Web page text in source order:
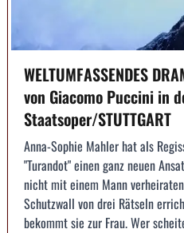
WELTUMFASSENDES
von Giacomo Puccini in
Staatsoper/STUTTGART
Anna-Sophie Mahler hat als
"Turandot" einen ganz neuen
nicht mit einem Mann
Schutzwall von drei Rätseln
bekommt sie zur Frau. Wer